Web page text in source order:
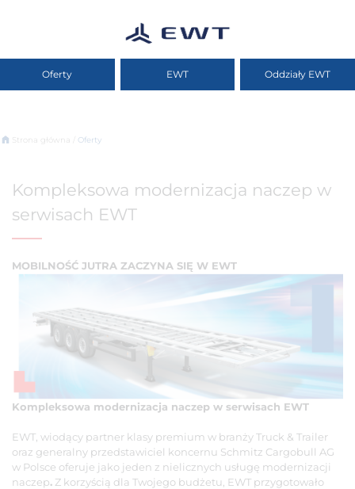
Oferty EWT Oddziały EWT
Strona główna / Oferty
Kompleksowa modernizacja naczep w
serwisach EWT
MOBILNOŚĆ JUTRA ZACZYNA SIĘ W EWT
Kompleksowa modernizacja naczep w serwisach EWT
EWT, wiodący partner klasy premium w branży Truck & Trailer
oraz generalny przedstawiciel koncernu Schmitz Cargobull AG
w Polsce oferuje jako jeden z nielicznych usługę modernizacji
naczep. Z korzyścią dla Twojego budżetu, EWT przygotowało